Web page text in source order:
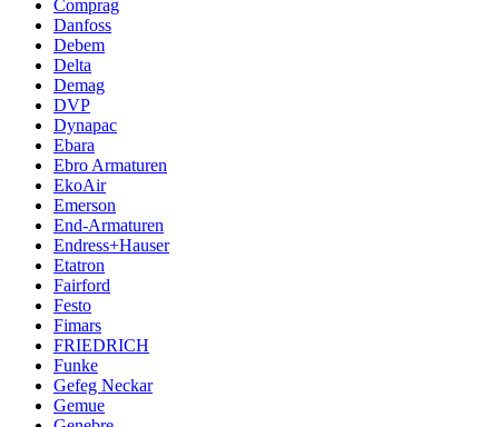
Comprag
Danfoss
Debem
Delta
Demag
DVP
Dynapac
Ebara
Ebro Armaturen
EkoAir
Emerson
End-Armaturen
Endress+Hauser
Etatron
Fairford
Festo
Fimars
FRIEDRICH
Funke
Gefeg Neckar
Gemue